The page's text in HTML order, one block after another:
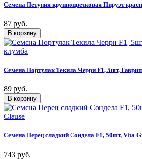
Семена Петуния крупноцветковая Пируэт
87 руб.
Семена Портулак Текила Черри F1, 5шт,
89 руб.
Семена Перец сладкий Сондела F1, 50шт, Vita
743 руб.